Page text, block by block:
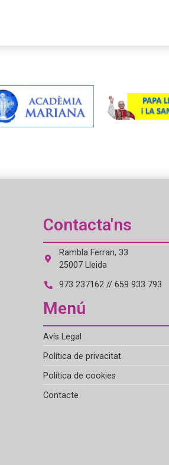
Contacta'ns
Rambla Ferran, 33
25007 Lleida
973 237162 // 659 933 793
Menú
Avís Legal
Política de privacitat
Política de cookies
Contacte